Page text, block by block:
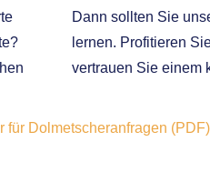
Dann sollten Sie
lernen. Profitieren
vertrauen Sie einem
für Dolmetscheranfragen (PDF)